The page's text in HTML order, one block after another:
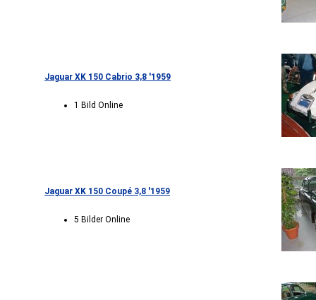
Jaguar XK 150 Cabrio 3,8 '1959
1 Bild Online
Jaguar XK 150 Coupé 3,8 '1959
5 Bilder Online